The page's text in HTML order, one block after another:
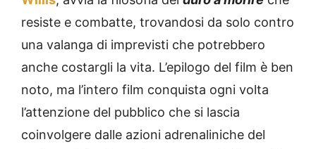
resiste e combatte, trovandosi da solo contro
una valanga di imprevisti che potrebbero
anche costargli la vita. L’epilogo del film è ben
noto, ma l’intero film conquista ogni volta
l’attenzione del pubblico che si lascia
coinvolgere dalle azioni adrenaliniche del